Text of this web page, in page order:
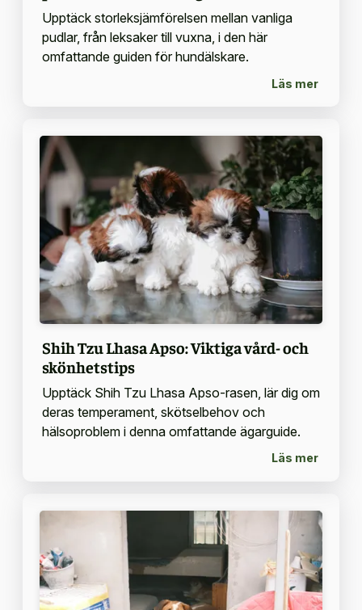
Upptäck storleksjämförelsen mellan vanliga
pudlar, från leksaker till vuxna, i den här
omfattande guiden för hundälskare.
Läs mer
Shih Tzu Lhasa Apso: Viktiga vård- och
skönhetstips
Upptäck Shih Tzu Lhasa Apso-rasen, lär dig om
deras temperament, skötselbehov och
hälsoproblem i denna omfattande ägarguide.
Läs mer